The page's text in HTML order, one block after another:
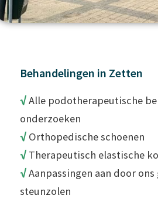
Behandelingen in Zetten
√Alle podotherapeutische
onderzoeken
√Orthopedische schoenen
√Therapeutisch elastische
√Aanpassingen aan door ons
steunzolen